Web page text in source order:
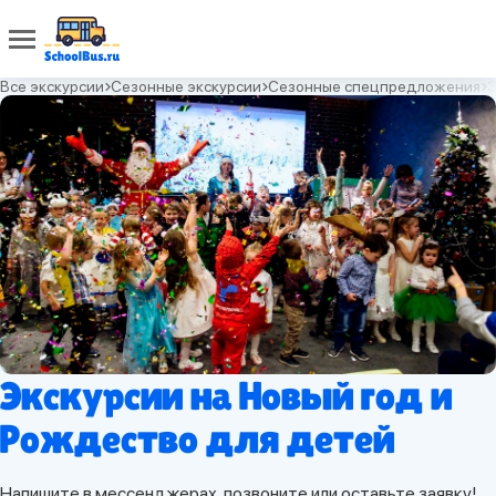
Все экскурсии Сезонные экскурсии Сезонные спецпредложения
Экскурсии на Новый год и
Рождество для детей